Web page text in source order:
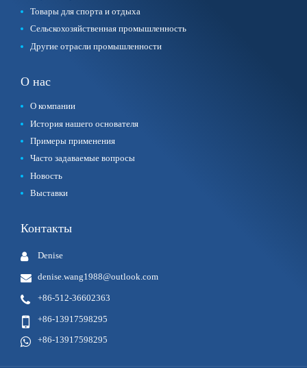
Товары для спорта и отдыха
Сельскохозяйственная промышленность
Другие отрасли промышленности
О нас
О компании
История нашего основателя
Примеры применения
Часто задаваемые вопросы
Новость
Выставки
Контакты
Denise
denise.wang1988@outlook.com
+86-512-36602363
+86-13917598295
+86-13917598295